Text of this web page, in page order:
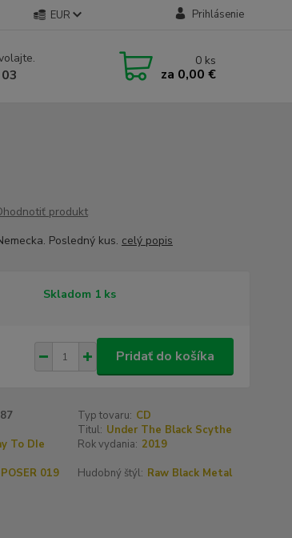
EUR Prihlásenie
0 ks
za 0,00 €
produkt
Posledný kus. celý popis
Skladom 1 ks
Pridať do košíka
Typ tovaru: CD
Titul: Under The Black Scythe
To DIe
Rok vydania: 2019
019 Hudobný štýl: Raw Black Metal